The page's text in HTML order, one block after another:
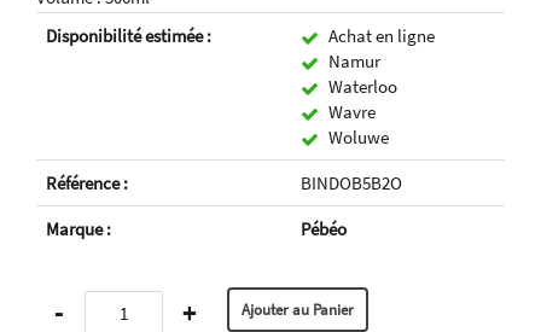
Disponibilité estimée :
Achat en ligne
Namur
Waterloo
Wavre
Woluwe
Référence :
BINDOB5B2O
Marque :
Pébéo
- +